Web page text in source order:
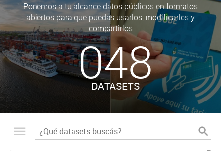
Ponemos a tu alcance datos públicos en formatos
abiertos para que puedas usarlos, modificarlos y
compartirlos
048
DATASETS